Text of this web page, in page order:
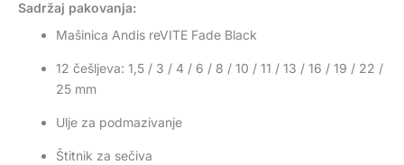
Sadržaj pakovanja:
Mašinica Andis reVITE Fade Black
12 češljeva: 1,5 / 3 / 4 / 6 / 8 / 10 / 11 / 13 / 16 / 19 / 22 /
25 mm
Ulje za podmazivanje
Štitnik za sečiva